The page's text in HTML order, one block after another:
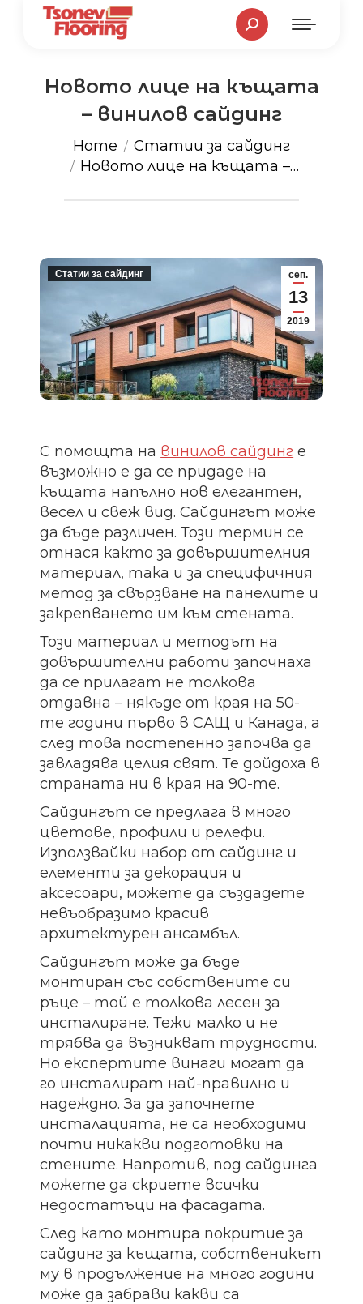
Search:
Новото лице на къщата
– винилов сайдинг
You are here:
Home
Статии за сайдинг
Новото лице на къщата –…
сеп.
13
2019
Статии за сайдинг
С помощта на винилов сайдинг е
възможно е да се придаде на
къщата напълно нов елегантен,
весел и свеж вид. Сайдингът може
да бъде различен. Този термин се
отнася както за довършителния
материал, така и за специфичния
метод за свързване на панелите и
закрепването им към стената.
Този материал и методът на
довършителни работи започнаха
да се прилагат не толкова
отдавна – някъде от края на 50-
те години първо в САЩ и Канада, а
след това постепенно започва да
завладява целия свят. Те дойдоха в
страната ни в края на 90-те.
Сайдингът се предлага в много
цветове, профили и релефи.
Използвайки набор от сайдинг и
елементи за декорация и
аксесоари, можете да създадете
невъобразимо красив
архитектурен ансамбъл.
Сайдингът може да бъде
монтиран със собствените си
ръце – той е толкова лесен за
инсталиране. Тежи малко и не
трябва да възникват трудности.
Но експертите винаги могат да
го инсталират най-правилно и
надеждно. За да започнете
инсталацията, не са необходими
почти никакви подготовки на
стените. Напротив, под сайдинга
можете да скриете всички
недостатъци на фасадата.
След като монтира покритие за
сайдинг за къщата, собственикът
му в продължение на много години
може да забрави какви са